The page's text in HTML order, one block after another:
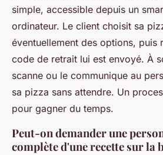
simple, accessible depuis un
ordinateur. Le client choisit sa
éventuellement des options, puis
code de retrait lui est envoyé. À
scanne ou le communique au
sa pizza sans attendre. Un
pour gagner du temps.
Peut-on demander une
complète d'une recette sur la